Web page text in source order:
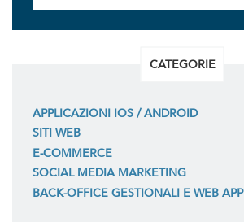
CATEGORIE
APPLICAZIONI IOS / ANDROID
SITI WEB
E-COMMERCE
SOCIAL MEDIA MARKETING
BACK-OFFICE GESTIONALI E WEB APP